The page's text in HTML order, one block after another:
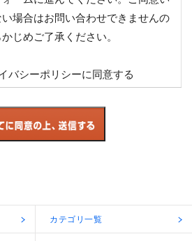
場合はお問い合わせできませんの
じめご了承ください。
バシーポリシーに同意する
カテゴリ一覧